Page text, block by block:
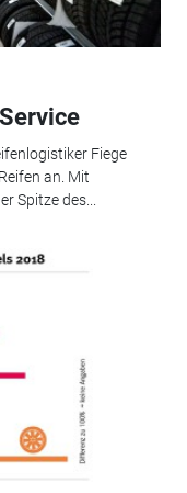
Fiege
an. Mit
Spitze des...